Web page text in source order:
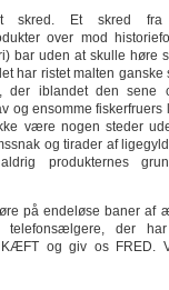
et skred. Et skred
over mod
bar uden at skulle høre
har ristet malten ganske
der iblandet den sene
og ensomme fiskerfruers
være nogen steder
og tirader af
produkternes
på endeløse baner
telefonsælgere, der
KÆFT og giv os FRED.